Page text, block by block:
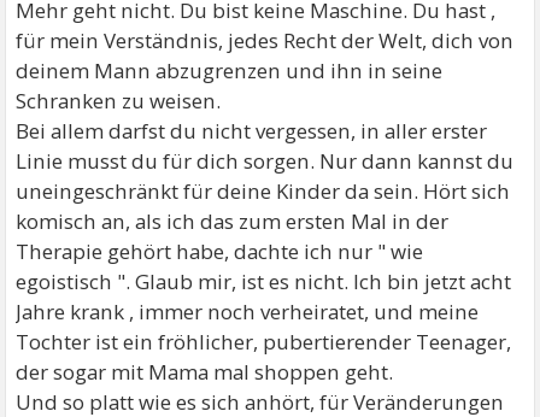
Mehr geht nicht. Du bist keine Maschine. Du hast ,
für mein Verständnis, jedes Recht der Welt, dich von
deinem Mann abzugrenzen und ihn in seine
Schranken zu weisen.
Bei allem darfst du nicht vergessen, in aller erster
Linie musst du für dich sorgen. Nur dann kannst du
uneingeschränkt für deine Kinder da sein. Hört sich
komisch an, als ich das zum ersten Mal in der
Therapie gehört habe, dachte ich nur " wie
egoistisch ". Glaub mir, ist es nicht. Ich bin jetzt acht
Jahre krank , immer noch verheiratet, und meine
Tochter ist ein fröhlicher, pubertierender Teenager,
der sogar mit Mama mal shoppen geht.
Und so platt wie es sich anhört, für Veränderungen